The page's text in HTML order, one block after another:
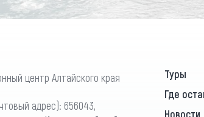
центр Алтайского края
адрес): 656043,
Туры
Где
Новости